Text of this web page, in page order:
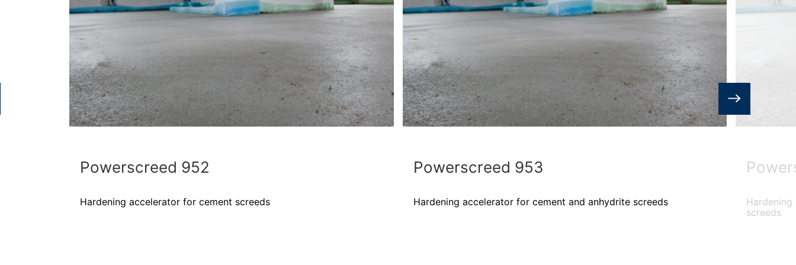
Powerscreed 952
Hardening accelerator for cement screeds
Powerscreed 953
Hardening accelerator for cement and anhydrite screeds
screeds